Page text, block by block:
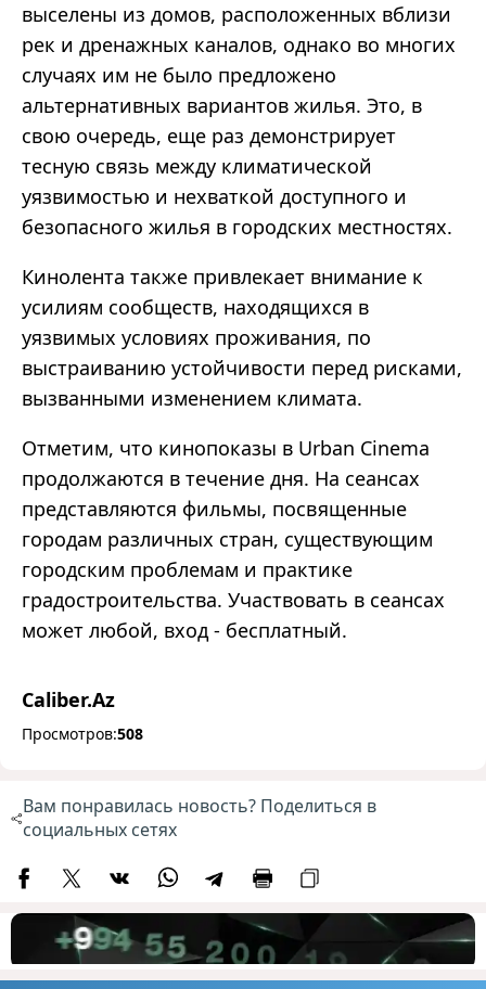
выселены из домов, расположенных вблизи
рек и дренажных каналов, однако во многих
случаях им не было предложено
альтернативных вариантов жилья. Это, в
свою очередь, еще раз демонстрирует
тесную связь между климатической
уязвимостью и нехваткой доступного и
безопасного жилья в городских местностях.
Кинолента также привлекает внимание к
усилиям сообществ, находящихся в
уязвимых условиях проживания, по
выстраиванию устойчивости перед рисками,
вызванными изменением климата.
Отметим, что кинопоказы в Urban Cinema
продолжаются в течение дня. На сеансах
представляются фильмы, посвященные
городам различных стран, существующим
городским проблемам и практике
градостроительства. Участвовать в сеансах
может любой, вход - бесплатный.
Caliber.Az
Просмотров:508
Вам понравилась новость? Поделиться в
социальных сетях